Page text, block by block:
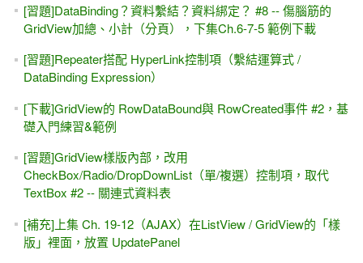
[習題]DataBinding？資料繫結？資料綁定？ #8 -- 傷腦筋的
GridView加總、小計（分頁），下集Ch.6-7-5 範例下載
[習題]Repeater搭配 HyperLink控制項（繫結運算式 /
DataBinding Expression）
[下載]GridView的 RowDataBound與 RowCreated事件 #2，基
礎入門練習&範例
[習題]GridView樣版內部，改用
CheckBox/Radio/DropDownList（單/複選）控制項，取代
TextBox #2 -- 關連式資料表
[補充]上集 Ch. 19-12（AJAX）在ListView / GridView的「樣
版」裡面，放置 UpdatePanel